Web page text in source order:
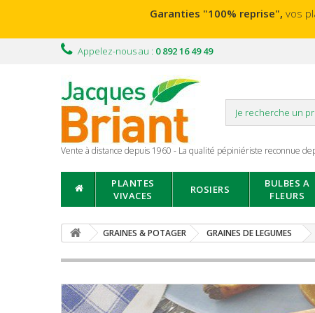
Garanties "100% reprise", vos
Appelez-nous au : 0 892 16 49 49
Vente à distance depuis 1960 - La qualité pépiniériste reconnue
PLANTES
VIVACES
ROSIERS
BULBES A
FLEURS
GRAINES & POTAGER GRAINES DE LEGUMES